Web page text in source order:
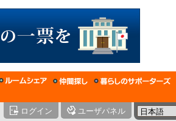
ログイン ユーザパネル